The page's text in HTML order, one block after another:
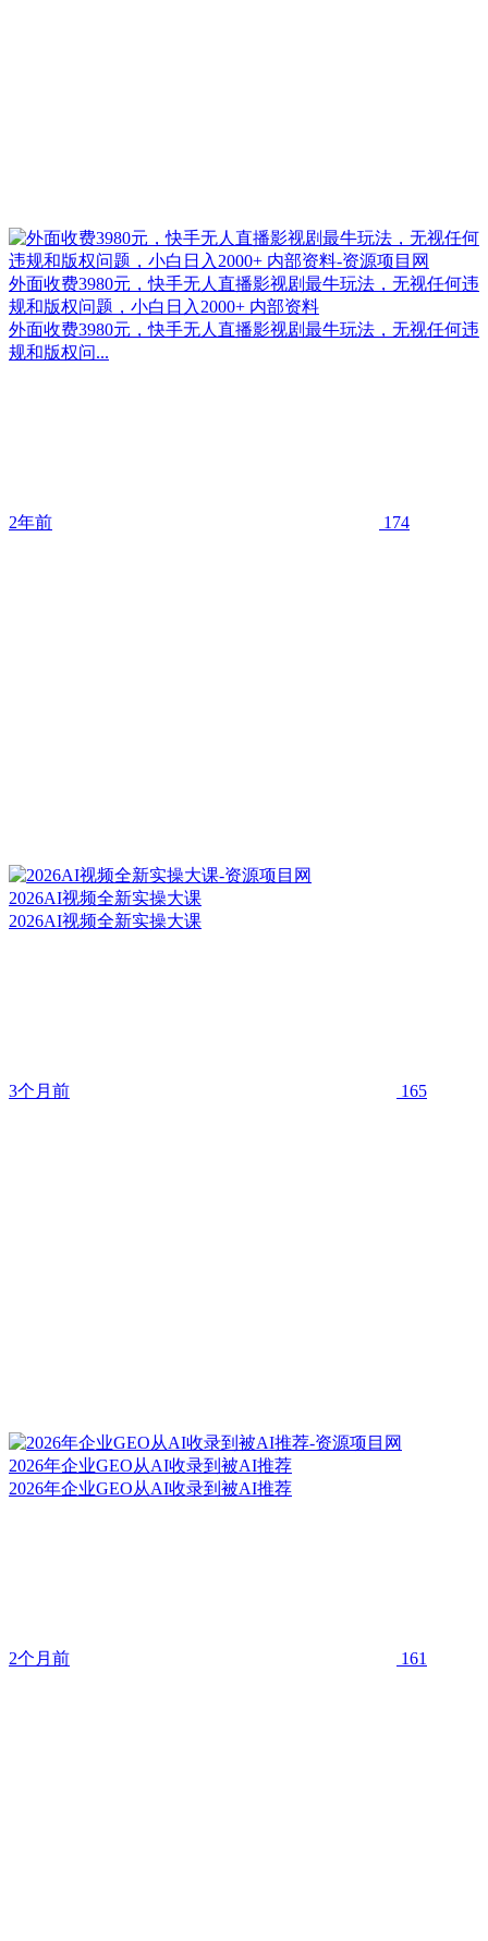
外面收费3980元，快手无人直播影视剧最牛玩法，无视任何违
规和版权问题，小白日入2000+ 内部资料
外面收费3980元，快手无人直播影视剧最牛玩法，无视任何违
规和版权问...
2年前 174
2026AI视频全新实操大课
2026AI视频全新实操大课
3个月前 165
2026年企业GEO从AI收录到被AI推荐
2026年企业GEO从AI收录到被AI推荐
2个月前 161